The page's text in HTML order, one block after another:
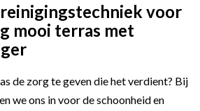
voor
mooi terras met
de zorg te geven die het verdient? Bij
we ons in voor de schoonheid en